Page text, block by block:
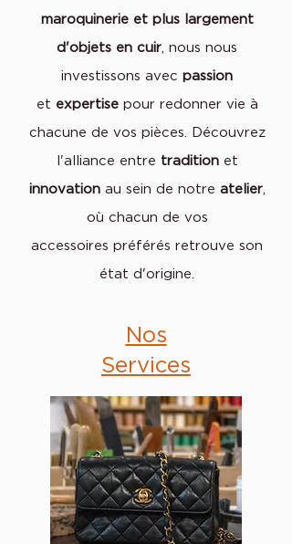
maroquinerie et plus largement
d'objets en cuir, nous nous
investissons avec passion
et expertisepour redonner vie à
chacune de vos pièces. Découvrez
l'alliance entre traditionet
innovationau sein de notre atelier,
où chacun de vos
accessoires préférés retrouve son
état d'origine.
Nos
Services